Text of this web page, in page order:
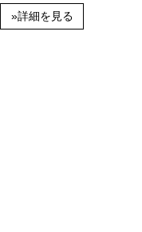
»詳細を見る